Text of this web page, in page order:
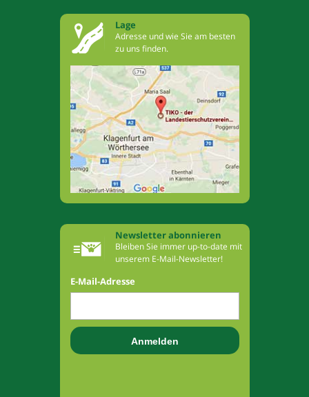
Lage
Adresse und wie Sie am besten
zu uns finden.
Newsletter abonnieren
Bleiben Sie immer up-to-date mit
unserem E-Mail-Newsletter!
E-Mail-Adresse